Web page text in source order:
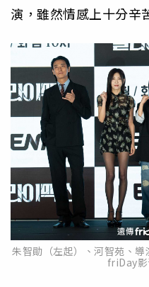
演，雖然情感上十分辛
朱智勛（左起）、河智苑、
friDay影